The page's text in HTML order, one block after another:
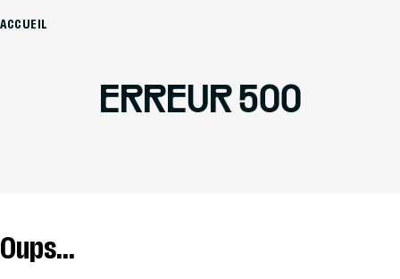
ACCUEIL
ERREUR 500
Oups...